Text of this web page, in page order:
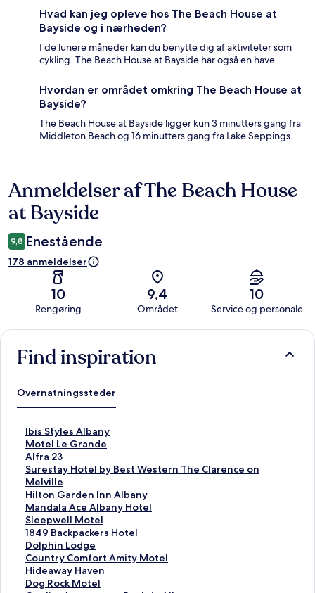
Hvad kan jeg opleve hos The Beach House at
Bayside og i nærheden?
I de lunere måneder kan du benytte dig af aktiviteter som
cykling. The Beach House at Bayside har også en have.
Hvordan er området omkring The Beach House at
Bayside?
The Beach House at Bayside ligger kun 3 minutters gang fra
Middleton Beach og 16 minutters gang fra Lake Seppings.
Anmeldelser
Anmeldelser af The Beach House
at Bayside
9,8 Enestående
178 anmeldelser
10
Rengøring
9,4
Området
10
Service og personale
Anmeldelser
Find inspiration
Overnatningssteder
Ibis Styles Albany
L
i
n
k
å
b
n
e
r
d
e
n
n
Motel Le Grande
L
i
n
k
å
b
n
e
r
d
e
n
Alfra 23
L
i
n
k
å
b
n
e
r
d
e
Surestay Hotel by Best Western The Clarence on
Melville
L
i
n
k
å
b
n
e
r
d
Hilton Garden Inn Albany
L
i
n
k
å
b
n
e
Mandala Ace Albany Hotel
L
i
n
k
å
b
n
Sleepwell Motel
L
i
n
k
å
b
1849 Backpackers Hotel
L
i
n
k
å
Dolphin Lodge
L
i
n
k
Country Comfort Amity Motel
L
i
n
Hideaway Haven
L
iDog Rock Motel
L